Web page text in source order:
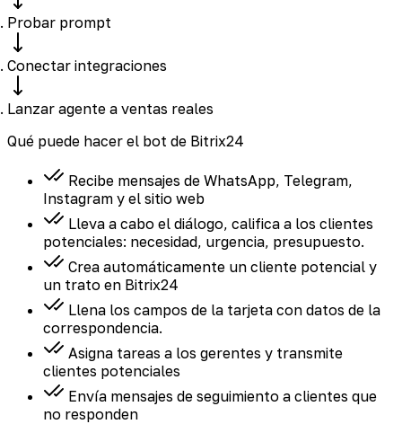
Probar prompt
Conectar integraciones
Lanzar agente a ventas reales
Qué puede hacer el bot de Bitrix24
Recibe mensajes de WhatsApp, Telegram,
Instagram y el sitio web
Lleva a cabo el diálogo, califica a los clientes
potenciales: necesidad, urgencia, presupuesto.
Crea automáticamente un cliente potencial y
un trato en Bitrix24
Llena los campos de la tarjeta con datos de la
correspondencia.
Asigna tareas a los gerentes y transmite
clientes potenciales
Envía mensajes de seguimiento a clientes que
no responden